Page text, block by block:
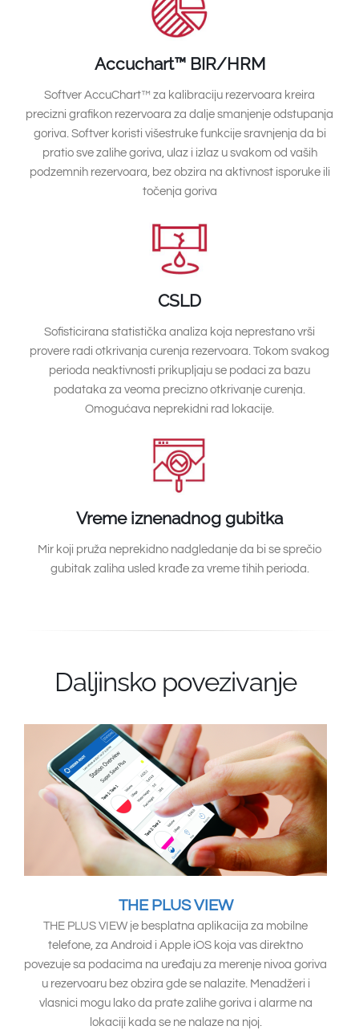
Accuchart™ BIR/HRM
Softver AccuChart™ za kalibraciju rezervoara kreira
precizni grafikon rezervoara za dalje smanjenje odstupanja
goriva. Softver koristi višestruke funkcije sravnjenja da bi
pratio sve zalihe goriva, ulaz i izlaz u svakom od vaših
podzemnih rezervoara, bez obzira na aktivnost isporuke ili
točenja goriva
CSLD
Sofisticirana statistička analiza koja neprestano vrši
provere radi otkrivanja curenja rezervoara. Tokom svakog
perioda neaktivnosti prikupljaju se podaci za bazu
podataka za veoma precizno otkrivanje curenja.
Omogućava neprekidni rad lokacije.
Vreme iznenadnog gubitka
Mir koji pruža neprekidno nadgledanje da bi se sprečio
gubitak zaliha usled krađe za vreme tihih perioda.
Daljinsko povezivanje
THE PLUS VIEW
THE PLUS VIEW je besplatna aplikacija za mobilne
telefone, za Android i Apple iOS koja vas direktno
povezuje sa podacima na uređaju za merenje nivoa goriva
u rezervoaru bez obzira gde se nalazite. Menadžeri i
vlasnici mogu lako da prate zalihe goriva i alarme na
lokaciji kada se ne nalaze na njoj.